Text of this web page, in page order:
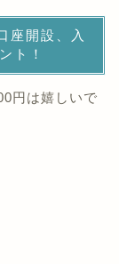
座開設、入
ト！
円は嬉しいで